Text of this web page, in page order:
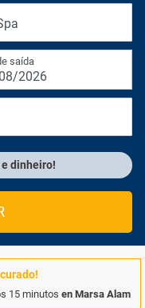
saída
2026
dinheiro!
15 minutos en Marsa Alam